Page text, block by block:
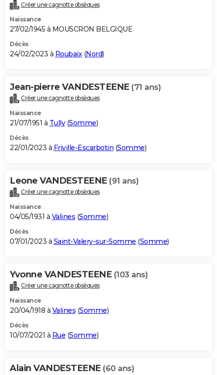
Créer une cagnotte obsèques
Naissance
27/02/1945 à MOUSCRON BELGIQUE
Décès
24/02/2023 à Roubaix(Nord)
Jean-pierre VANDESTEENE (71 ans)
Créer une cagnotte obsèques
Naissance
21/07/1951 à Tully(Somme)
Décès
22/01/2023 à Friville-Escarbotin (Somme)
Leone VANDESTEENE (91 ans)
Créer une cagnotte obsèques
Naissance
04/05/1931 à Valines (Somme)
Décès
07/01/2023 à Saint-Valery-sur-Somme (Somme)
Yvonne VANDESTEENE (103 ans)
Créer une cagnotte obsèques
Naissance
20/04/1918 à Valines (Somme)
Décès
10/07/2021 à Rue (Somme)
Alain VANDESTEENE (60 ans)